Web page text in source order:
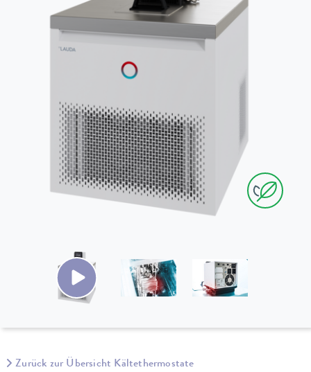
Zurück zur Übersicht Kältethermostate